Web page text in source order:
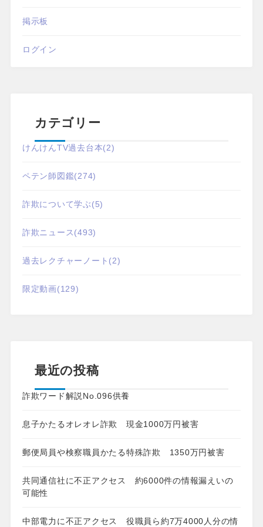
掲示板
ログイン
カテゴリー
けんけんTV過去台本(2)
ペテン師図鑑(274)
詐欺について学ぶ(5)
詐欺ニュース(493)
過去レクチャーノート (2)
限定動画(129)
最近の投稿
詐欺ワード解説No.096供養
息子かたるオレオレ詐欺 現金1000万円被害
郵便局員や検察職員かたる特殊詐欺 1350万円被害
共同通信社に不正アクセス 約6000件の情報漏えいの
可能性
中部電力に不正アクセス 役職員ら約7万4000人分の情